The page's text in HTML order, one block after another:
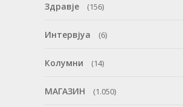
Здравје (156)
Интервјуа (6)
Колумни (14)
МАГАЗИН (1.050)